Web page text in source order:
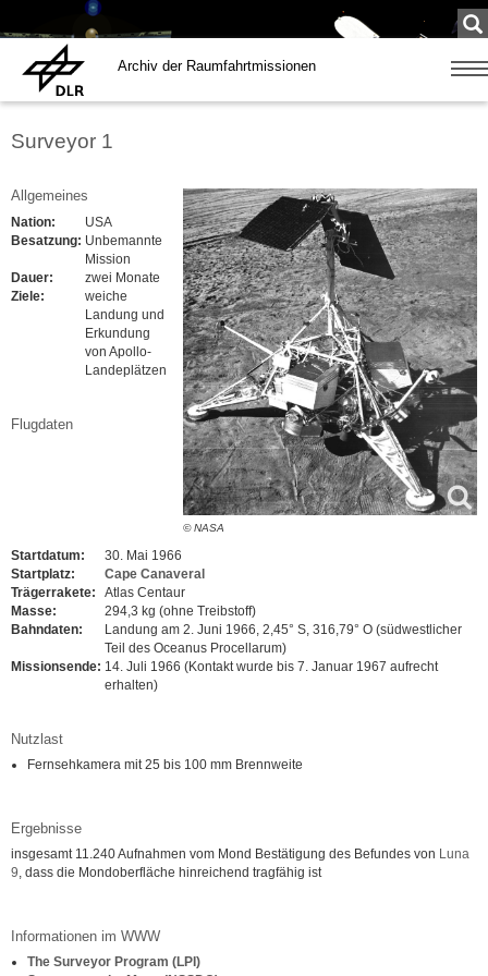
Archiv der Raumfahrtmissionen
Zeige
Surveyor 1
© NASA
Allgemeines
Nation:
USA
Besatzung: Unbemannte
Mission
Dauer:
zwei Monate
Ziele:
weiche
Landung und
Erkundung
von Apollo-
Landeplätzen
Flugdaten
Startdatum:
30. Mai 1966
Startplatz:
Cape Canaveral
Trägerrakete:
Atlas Centaur
Masse:
294,3 kg (ohne Treibstoff)
Bahndaten:
Landung am 2. Juni 1966, 2,45° S, 316,79° O (südwestlicher
Teil des Oceanus Procellarum)
Missionsende: 14. Juli 1966 (Kontakt wurde bis 7. Januar 1967 aufrecht
erhalten)
Nutzlast
Fernsehkamera mit 25 bis 100 mm Brennweite
Ergebnisse
insgesamt 11.240 Aufnahmen vom Mond Bestätigung des Befundes von Luna
9, dass die Mondoberfläche hinreichend tragfähig ist
Informationen im WWW
The Surveyor Program (LPI)